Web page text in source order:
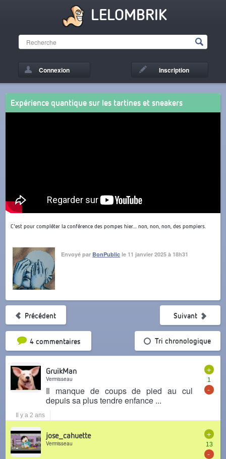
LELOMBRIK
Connexion Inscription
Expérience quantique sur les tartines et sneakers
C'est pour compléter la conférence des pompes hier.... non, non, non, des pompiers.
Envoyé par BonPublic le 11 janvier 2025 à 18h31
Précédent
4 commentairesTri par popularité Tri chronologique
Suivant
+
1
-
GruikMan
Vermisseau
Il manque de coups de pied au cul
depuis sa plus tendre enfance ...
Il y a 2 ans
+
13
-
jose_cahuette
Vermisseau